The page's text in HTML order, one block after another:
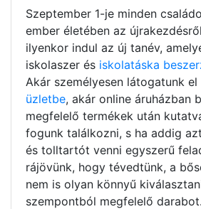
Szeptember 1-je minden
ember életében az
ilyenkor indul az új tanév,
iskolaszer és iskolatáska
Akár személyesen látogatunk el
üzletbe, akár online áruházban
megfelelő termékek után
fogunk találkozni, s ha addig
és tolltartót venni egyszerű
rájövünk, hogy tévedtünk, a
nem is olyan könnyű
szempontból megfelelő